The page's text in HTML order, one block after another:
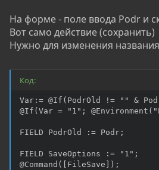
На форме - поле ввода Podr и
Вот само действие (сохранить)
Нужно для изменения
Код:
Var:= @If(PodrOld != "" &
@If(Var = "1";
FIELD PodrOld := Podr;
FIELD SaveOptions := "1";
@Command([FileSave]);